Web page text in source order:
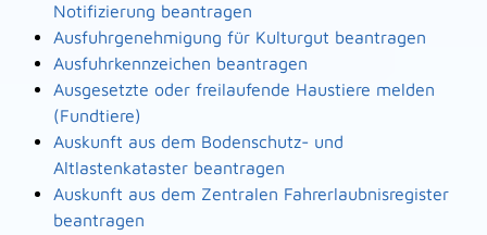
Notifizierung beantragen
Ausfuhrgenehmigung für Kulturgut beantragen
Ausfuhrkennzeichen beantragen
Ausgesetzte oder freilaufende Haustiere melden
(Fundtiere)
Auskunft aus dem Bodenschutz- und
Altlastenkataster beantragen
Auskunft aus dem Zentralen Fahrerlaubnisregister
beantragen